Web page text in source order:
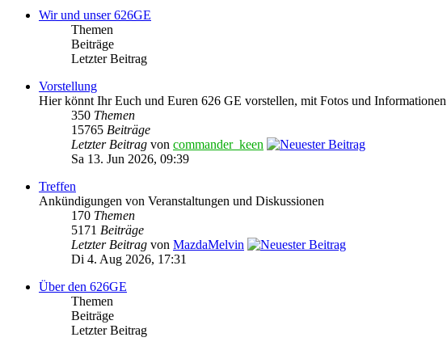
Wir und unser 626GE
Themen
Beiträge
Letzter Beitrag
Vorstellung
Hier könnt Ihr Euch und Euren 626 GE vorstellen, mit Fotos und Informationen
350 Themen
15765 Beiträge
Letzter Beitrag von commander_keen
Sa 13. Jun 2026, 09:39
Treffen
Ankündigungen von Veranstaltungen und Diskussionen
170 Themen
5171 Beiträge
Letzter Beitrag von MazdaMelvin
Di 4. Aug 2026, 17:31
Über den 626GE
Themen
Beiträge
Letzter Beitrag